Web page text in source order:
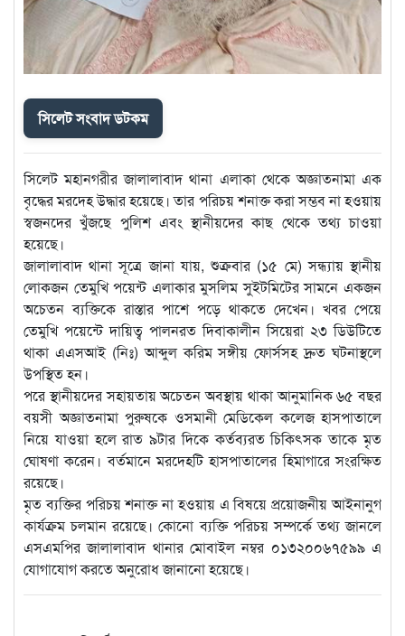
সিলেট সংবাদ ডটকম
সিলেট মহানগরীর জালালাবাদ থানা এলাকা থেকে অজ্ঞাতনামা এক
বৃদ্ধের মরদেহ উদ্ধার হয়েছে। তার পরিচয় শনাক্ত করা সম্ভব না হওয়ায়
স্বজনদের খুঁজছে পুলিশ এবং স্থানীয়দের কাছ থেকে তথ্য চাওয়া
হয়েছে।
জালালাবাদ থানা সূত্রে জানা যায়, শুক্রবার (১৫ মে) সন্ধ্যায় স্থানীয়
লোকজন তেমুখি পয়েন্ট এলাকার মুসলিম সুইটমিটের সামনে একজন
অচেতন ব্যক্তিকে রাস্তার পাশে পড়ে থাকতে দেখেন। খবর পেয়ে
তেমুখি পয়েন্টে দায়িত্ব পালনরত দিবাকালীন সিয়েরা ২৩ ডিউটিতে
থাকা এএসআই (নিঃ) আব্দুল করিম সঙ্গীয় ফোর্সসহ দ্রুত ঘটনাস্থলে
উপস্থিত হন।
পরে স্থানীয়দের সহায়তায় অচেতন অবস্থায় থাকা আনুমানিক ৬৫ বছর
বয়সী অজ্ঞাতনামা পুরুষকে ওসমানী মেডিকেল কলেজ হাসপাতালে
নিয়ে যাওয়া হলে রাত ৯টার দিকে কর্তব্যরত চিকিৎসক তাকে মৃত
ঘোষণা করেন। বর্তমানে মরদেহটি হাসপাতালের হিমাগারে সংরক্ষিত
রয়েছে।
মৃত ব্যক্তির পরিচয় শনাক্ত না হওয়ায় এ বিষয়ে প্রয়োজনীয় আইনানুগ
কার্যক্রম চলমান রয়েছে। কোনো ব্যক্তি পরিচয় সম্পর্কে তথ্য জানলে
এসএমপির জালালাবাদ থানার মোবাইল নম্বর ০১৩২০০৬৭৫৯৯ এ
যোগাযোগ করতে অনুরোধ জানানো হয়েছে।